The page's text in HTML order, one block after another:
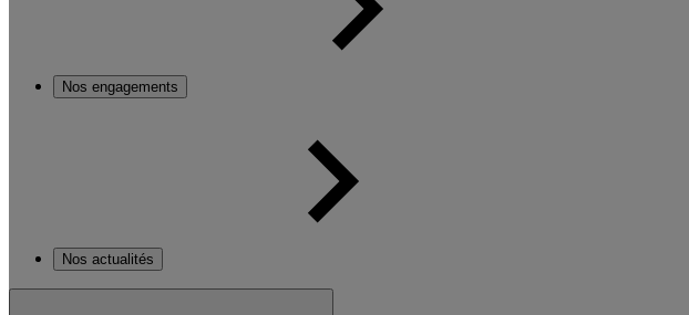
Nos engagements
Nos actualités